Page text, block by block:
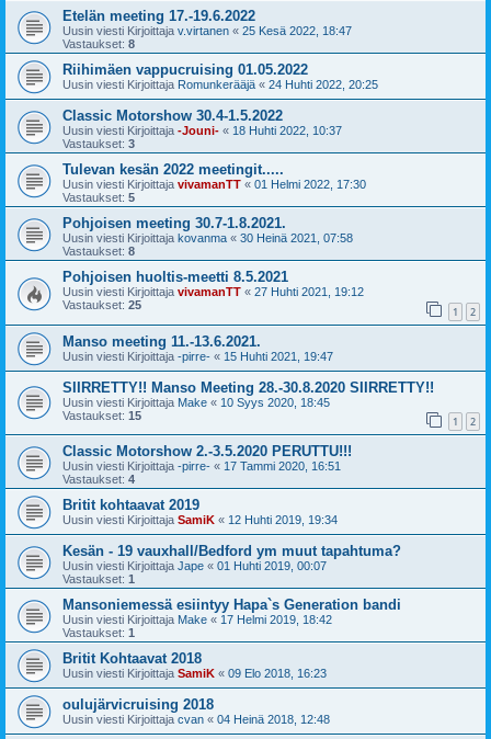
Etelän meeting 17.-19.6.2022
Uusin viesti Kirjoittaja v.virtanen « 25 Kesä 2022, 18:47
Vastaukset: 8
Riihimäen vappucruising 01.05.2022
Uusin viesti Kirjoittaja Romunkerääjä « 24 Huhti 2022, 20:25
Classic Motorshow 30.4-1.5.2022
Uusin viesti Kirjoittaja -Jouni- « 18 Huhti 2022, 10:37
Vastaukset: 3
Tulevan kesän 2022 meetingit.....
Uusin viesti Kirjoittaja vivamanTT « 01 Helmi 2022, 17:30
Vastaukset: 5
Pohjoisen meeting 30.7-1.8.2021.
Uusin viesti Kirjoittaja kovanma « 30 Heinä 2021, 07:58
Vastaukset: 8
Pohjoisen huoltis-meetti 8.5.2021
Uusin viesti Kirjoittaja vivamanTT « 27 Huhti 2021, 19:12
Vastaukset: 25 1 2
Manso meeting 11.-13.6.2021.
Uusin viesti Kirjoittaja -pirre- « 15 Huhti 2021, 19:47
SIIRRETTY!! Manso Meeting 28.-30.8.2020 SIIRRETTY!!
Uusin viesti Kirjoittaja Make « 10 Syys 2020, 18:45
Vastaukset: 15 1 2
Classic Motorshow 2.-3.5.2020 PERUTTU!!!
Uusin viesti Kirjoittaja -pirre- « 17 Tammi 2020, 16:51
Vastaukset: 4
Britit kohtaavat 2019
Uusin viesti Kirjoittaja SamiK « 12 Huhti 2019, 19:34
Kesän - 19 vauxhall/Bedford ym muut tapahtuma?
Uusin viesti Kirjoittaja Jape « 01 Huhti 2019, 00:07
Vastaukset: 1
Mansoniemessä esiintyy Hapa`s Generation bandi
Uusin viesti Kirjoittaja Make « 17 Helmi 2019, 18:42
Vastaukset: 1
Britit Kohtaavat 2018
Uusin viesti Kirjoittaja SamiK « 09 Elo 2018, 16:23
oulujärvicruising 2018
Uusin viesti Kirjoittaja cvan « 04 Heinä 2018, 12:48